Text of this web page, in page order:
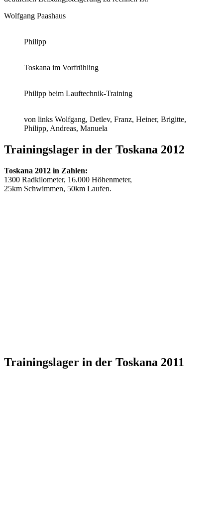
Wolfgang Paashaus
Philipp
Toskana im Vorfrühling
Philipp beim Lauftechnik-Training
von links Wolfgang, Detlev, Franz, Heiner, Brigitte,
Philipp, Andreas, Manuela
Trainingslager in der Toskana 2012
Toskana 2012 in Zahlen:
1300 Radkilometer, 16.000 Höhenmeter,
25km Schwimmen, 50km Laufen.
Trainingslager in der Toskana 2011